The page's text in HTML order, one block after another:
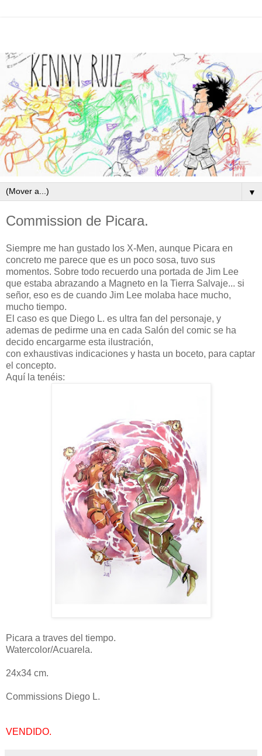
▼
Commission de Picara.
Siempre me han gustado los X-Men, aunque Picara en
concreto me parece que es un poco sosa, tuvo sus
momentos. Sobre todo recuerdo una portada de Jim Lee
que estaba abrazando a Magneto en la Tierra Salvaje... si
señor, eso es de cuando Jim Lee molaba hace mucho,
mucho tiempo.
El caso es que Diego L. es ultra fan del personaje, y
ademas de pedirme una en cada Salón del comic se ha
decido encargarme esta ilustración,
con exhaustivas indicaciones y hasta un boceto, para captar
el concepto.
Aquí la tenéis:
Picara a traves del tiempo.
Watercolor/Acuarela.
24x34 cm.
Commissions Diego L.
VENDIDO.